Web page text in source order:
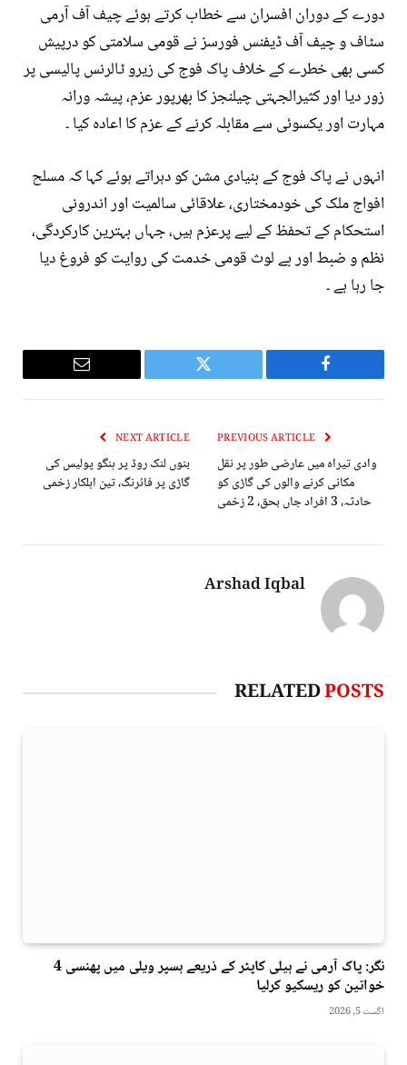
دورے کے دوران افسران سے خطاب کرتے ہوئے چیف آف آرمی
سٹاف و چیف آف ڈیفنس فورسز نے قومی سلامتی کو درپیش
کسی بھی خطرے کے خلاف پاک فوج کی زیرو ٹالرنس پالیسی پر
زور دیا اور کثیرالجہتی چیلنجز کا بھرپور عزم، پیشہ ورانہ
مہارت اور یکسوئی سے مقابلہ کرنے کے عزم کا اعادہ کیا ۔
انہوں نے پاک فوج کے بنیادی مشن کو دہراتے ہوئے کہا کہ مسلح
افواج ملک کی خودمختاری، علاقائی سالمیت اور اندرونی
استحکام کے تحفظ کے لیے پرعزم ہیں، جہاں بہترین کارکردگی،
نظم و ضبط اور بے لوث قومی خدمت کی روایت کو فروغ دیا
جا رہا ہے ۔
Facebook
Twitter
Email
وادی تیراہ میں عارضی طور پر نقل
مکانی کرنے والوں کی گاڑی کو
حادثہ، 3 افراد جاں بحق، 2 زخمی
NEXT ARTICLE
بنوں لنک روڈ پر ہنگو پولیس کی
گاڑی پر فائرنگ، تین اہلکار زخمی
Arshad Iqbal
RELATEDPOSTS
نگر: پاک آرمی نے ہیلی کاپٹر کے ذریعے ہسپر ویلی میں پھنسی 4
خواتین کو ریسکیو کرلیا
اگست 5, 2026